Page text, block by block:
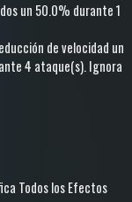
un 50.0% durante 1
de velocidad un
4 ataque(s).Ignora
Todos los Efectos